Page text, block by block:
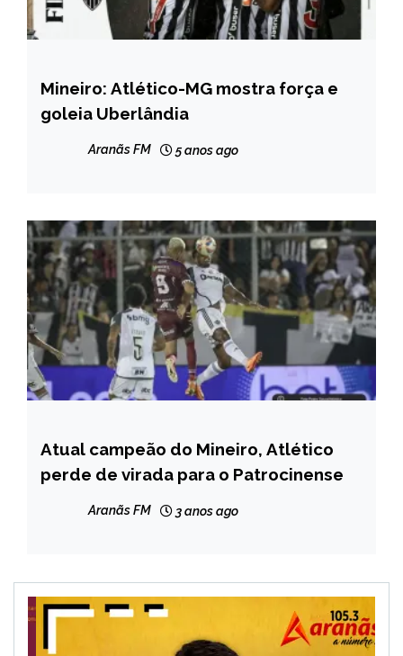
ESPORTES
Mineiro: Atlético-MG mostra força e
goleia Uberlândia
Aranãs FM 5 anos ago
ESPORTES
Atual campeão do Mineiro, Atlético
perde de virada para o Patrocinense
Aranãs FM 3 anos ago